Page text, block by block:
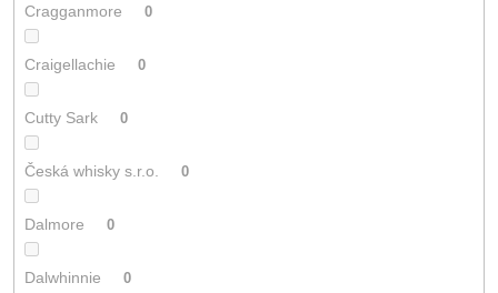
Cragganmore 0
Craigellachie 0
Cutty Sark 0
Česká whisky s.r.o. 0
Dalmore 0
Dalwhinnie 0